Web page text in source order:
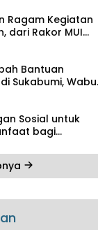
Ragam Kegiatan
dari Rakor MUI
Bantuan
Sukabumi,
Sosial untuk
bagi